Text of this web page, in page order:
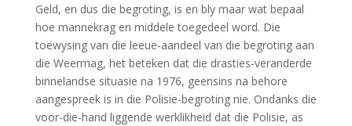
Geld, en dus die begroting, is en bly maar wat bepaal
hoe mannekrag en middele toegedeel word. Die
toewysing van die leeue-aandeel van die begroting aan
die Weermag, het beteken dat die drasties-veranderde
binnelandse situasie na 1976, geensins na behore
aangespreek is in die Polisie-begroting nie. Ondanks die
voor-die-hand liggende werklikheid dat die Polisie, as